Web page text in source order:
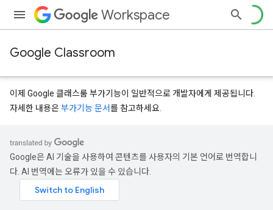
Workspace
Google Classroom
이제 Google 클래스룸 부가기능이 일반적으로 개발자에게 제공됩니다.
자세한 내용은부가기능 문서를 참고하세요.
Google은 AI 기술을 사용하여 콘텐츠를 사용자의 기본 언어로 번역합니
다. AI 번역에는 오류가 있을 수 있습니다.